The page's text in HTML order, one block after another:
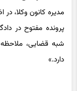
پرونده مفتوح در
دارد.»